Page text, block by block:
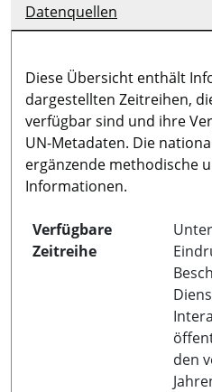
Datenquellen
Diese Übersicht enthält
dargestellten Zeitreihen,
verfügbar sind und ihre
UN-Metadaten. Die
ergänzende methodische
Informationen.
Verfügbare
Zeitreihe
den